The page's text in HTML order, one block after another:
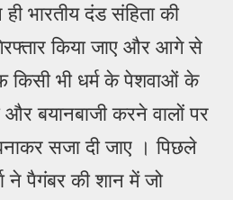
भारतीय दंड संहिता की
किया जाए और आगे से
किसी भी धर्म के पेशवाओं के
बयानबाजी करने वालों पर
सजा दी जाए । पिछले
ने पैगंबर की शान में जो